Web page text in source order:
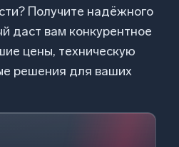
Получите надёжного
даст вам конкурентное
цены, техническую
решения для ваших